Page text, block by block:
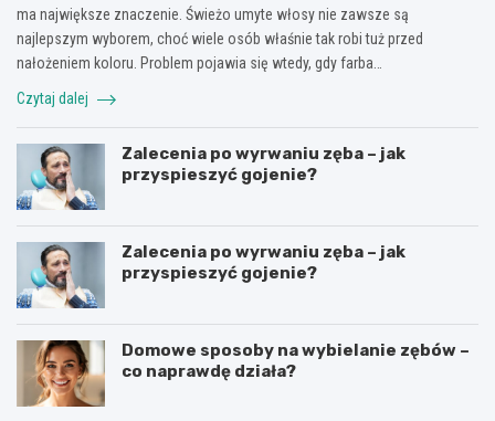
ma największe znaczenie. Świeżo umyte włosy nie zawsze są
najlepszym wyborem, choć wiele osób właśnie tak robi tuż przed
nałożeniem koloru. Problem pojawia się wtedy, gdy farba…
Czytaj dalej
Zalecenia po wyrwaniu zęba – jak
przyspieszyć gojenie?
Zalecenia po wyrwaniu zęba – jak
przyspieszyć gojenie?
Domowe sposoby na wybielanie zębów –
co naprawdę działa?